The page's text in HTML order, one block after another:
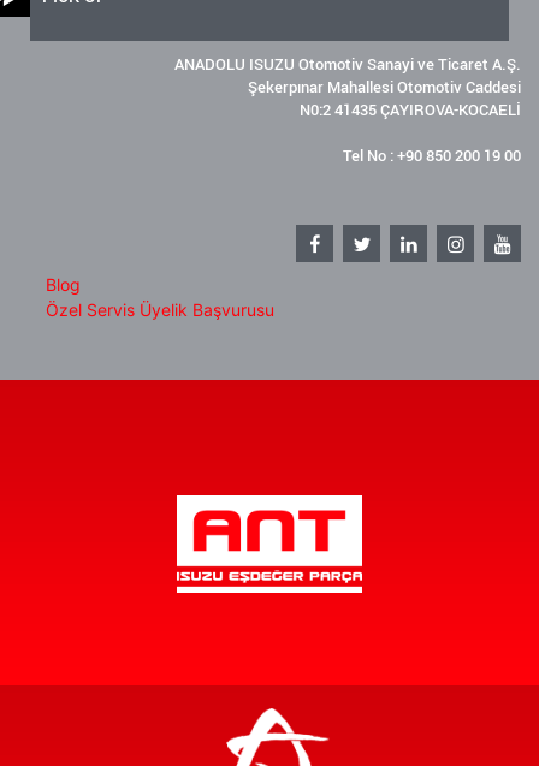
ANADOLU ISUZU Otomotiv Sanayi ve Ticaret A.Ş.
Şekerpınar Mahallesi Otomotiv Caddesi
N0:2 41435 ÇAYIROVA-KOCAELİ
Tel No : +90 850 200 19 00
Blog
Özel Servis Üyelik Başvurusu